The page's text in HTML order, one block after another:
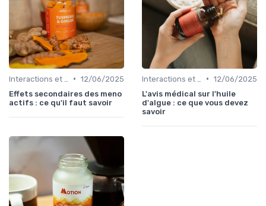
• 12/06/2025
Effets secondaires des meno
actifs : ce qu'il faut savoir
• 12/06/2025
L'avis médical sur l'huile
d'algue : ce que vous devez
savoir